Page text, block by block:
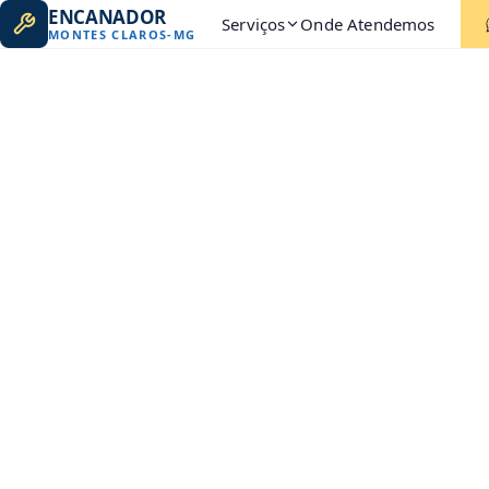
ENCANADOR
MONTES CLAROS- MG Serviços Onde Atendemos